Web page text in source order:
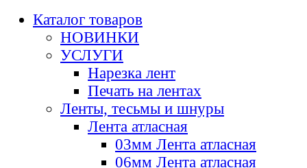
Каталог товаров
НОВИНКИ
УСЛУГИ
Нарезка лент
Печать на лентах
Ленты, тесьмы и шнуры
Лента атласная
03мм Лента атласная
06мм Лента атласная